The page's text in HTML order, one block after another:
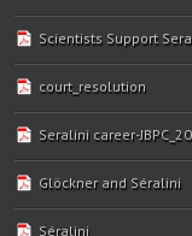
Scientists Support
court_resolution
Seralini career-
Glöckner and Séralini
Séralini